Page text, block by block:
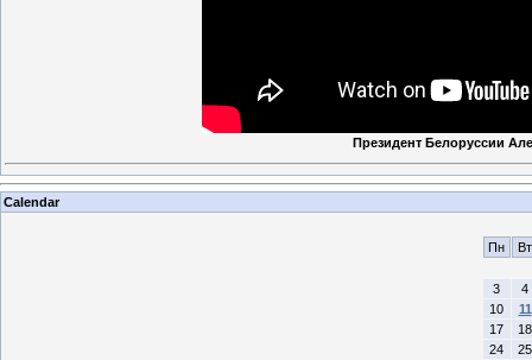
Президент Белоруссии
Calendar
Пн Вт
3
4
10
11
17
18
24
25